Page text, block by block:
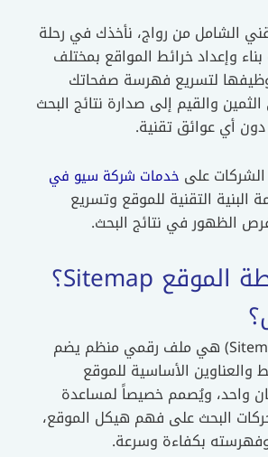
الشامل من رواج، نأخذك في رحلة
وإعداد خرائط المواقع بمختلف
لتسريع فهرسة صفحاتك
والقيم إلى صدارة نتائج البحث
دون أي عوائق تقنية.
على خدمات شركة سيو في
البنية التقنية للموقع وتسريع
الظهور في نتائج البحث.
ما هي خريطة الموقع Sitemap؟
خريطة الموقع (Sitemap) هي ملف رقمي منظم يضم
والعناوين الأساسية للموقع
واحد، ويُصمم خصيصاً لمساعدة
البحث على فهم هيكل الموقع،
بكفاءة وسرعة.